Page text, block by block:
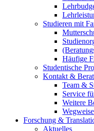
Studieren mit
Häufige
Studentische
Kontakt &
Team &
Service
Weitere
Forschung &
Aktuelles